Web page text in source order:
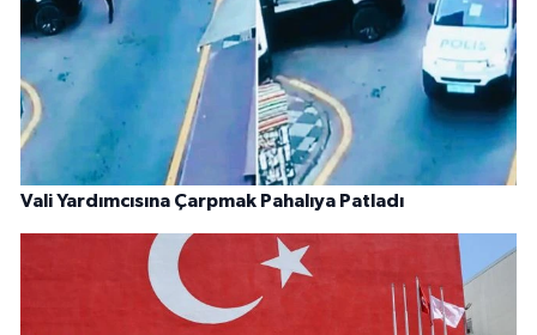
Vali Yardımcısına Çarpmak Pahalıya Patladı